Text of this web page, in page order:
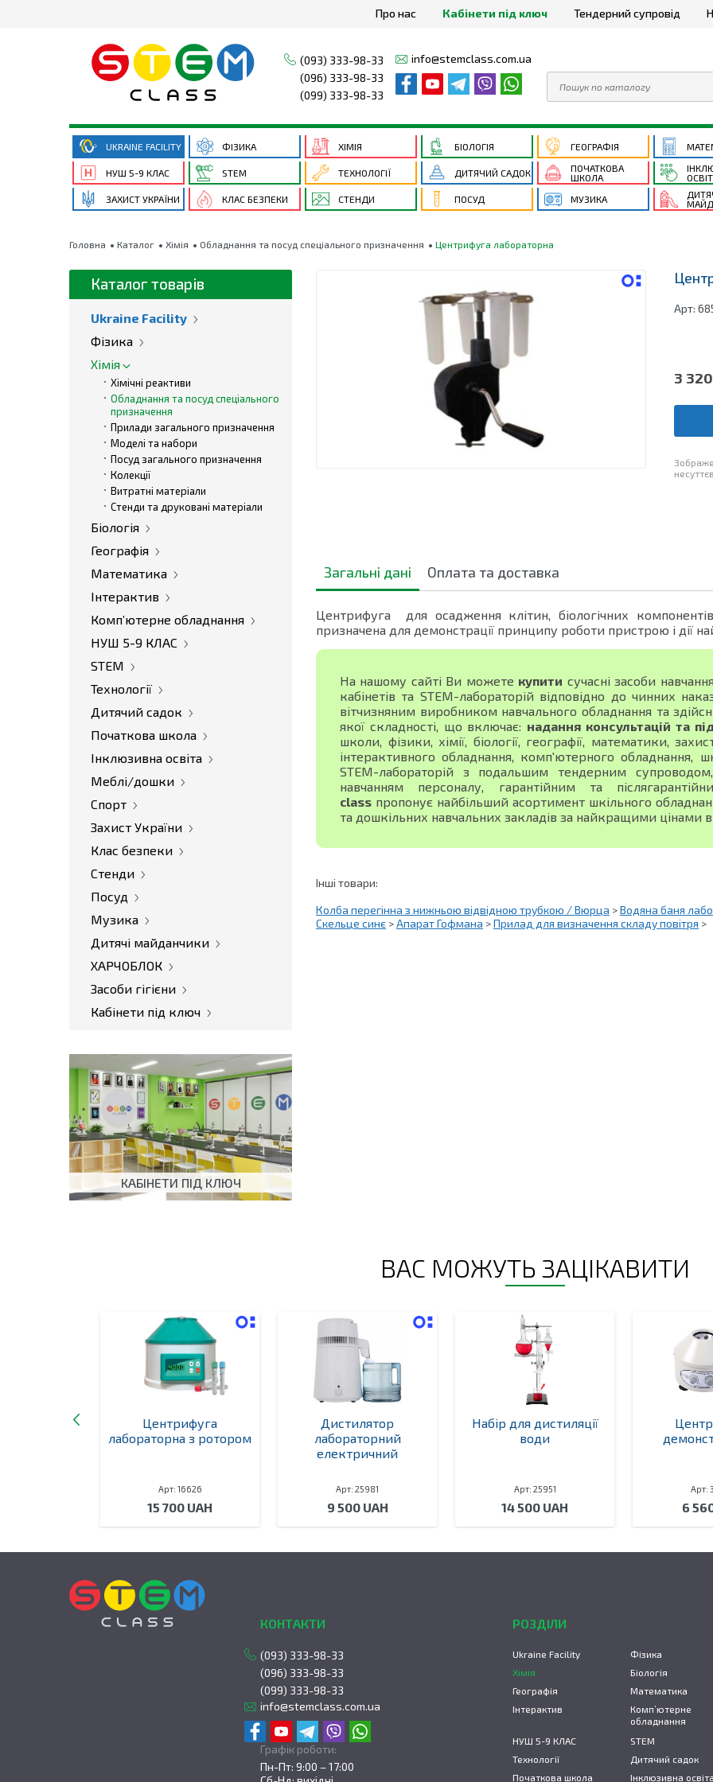
Про нас Кабінети під ключ Тендерний супровід
(093) 333-98-33
(096) 333-98-33
(099) 333-98-33
info@stemclass.com.ua
UKRAINE FACILITY ФІЗИКА ХІМІЯ БІОЛОГІЯ ГЕОГРАФІЯ
НУШ 5-9 КЛАС
STEM ТЕХНОЛОГІЇ ДИТЯЧИЙ САДОК
ПОЧАТКОВА
ШКОЛА
ЗАХИСТ УКРАЇНИ КЛАС БЕЗПЕКИ СТЕНДИ ПОСУД МУЗИКА
Головна Каталог Хімія Обладнання та посуд спеціального призначення Центрифуга лабораторна
Каталог товарів
Ukraine Facility
Фізика
Хімія
Хімічні реактиви
Обладнання та посуд спеціального
призначення
Прилади загального призначення
Моделі та набори
Посуд загального призначення
Колекції
Витратні матеріали
Стенди та друковані матеріали
Біологія
Географія
Математика
Інтерактив
Комп’ютерне обладнання
НУШ 5-9 КЛАС
STEM
Технології
Дитячий садок
Початкова школа
Інклюзивна освіта
Меблі/дошки
Спорт
Захист України
Клас безпеки
Стенди
Посуд
Музика
Дитячі майданчики
ХАРЧОБЛОК
Засоби гігієни
Кабінети під ключ
КАБІНЕТИ ПІД КЛЮЧ
Арт:
3 320
Загальні дані Оплата та доставка
Центрифуга для осадження клітин, біологічних
призначена для демонстрації принципу роботи пристрою і дії
На нашому сайті Ви можете купити сучасні засоби
кабінетів та STEM-лабораторій відповідно до чинних
вітчизняним виробником навчального обладнання та
якої складності, що включає: надання консультацій та
школи, фізики, хімії, біології, географії, математики,
інтерактивного обладнання, комп'ютерного обладнання,
STEM-лабораторій з подальшим тендерним
навчанням персоналу, гарантійним та
class пропонує найбільший асортимент шкільного
та дошкільних навчальних закладів за найкращими цінами в
Інші товари:
Колба перегінна з нижньою відвідною трубкою / Вюрца >Водяна баня
Скельце синє >Апарат Гофмана >Прилад для визначення складу повітря >
ВАС МОЖУТЬ ЗАЦІКАВИТИ
Центрифуга
лабораторна з ротором
Арт: 16626
15 700 UAH
Дистилятор
лабораторний
електричний
Арт: 25981
9 500 UAH
Набір для дистиляції
води
Арт: 25951
14 500 UAH
Арт:
6
КОНТАКТИ
(093) 333-98-33
(096) 333-98-33
(099) 333-98-33
info@stemclass.com.ua
Графік роботи:
Пн-Пт: 9:00 – 17:00
РОЗДІЛИ
Ukraine Facility
Фізика
Хімія
Біологія
Географія
Математика
Інтерактив
Комп’ютерне
обладнання
НУШ 5-9 КЛАС
STEM
Технології
Дитячий садок
Початкова школа
Інклюзивна освіта